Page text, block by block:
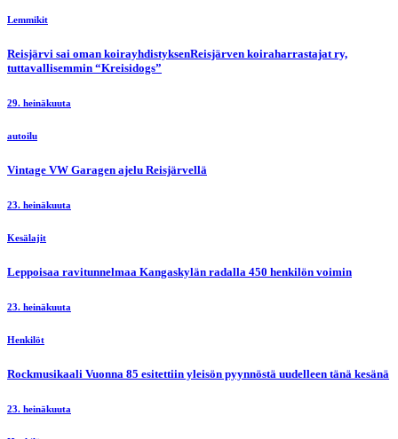
Lemmikit
Reisjärvi sai oman koirayhdistyksenReisjärven koiraharrastajat ry,
tuttavallisemmin “Kreisidogs”
29. heinäkuuta
autoilu
Vintage VW Garagen ajelu Reisjärvellä
23. heinäkuuta
Kesälajit
Leppoisaa ravitunnelmaa Kangaskylän radalla 450 henkilön voimin
23. heinäkuuta
Henkilöt
Rockmusikaali Vuonna 85 esitettiin yleisön pyynnöstä uudelleen tänä kesänä
23. heinäkuuta